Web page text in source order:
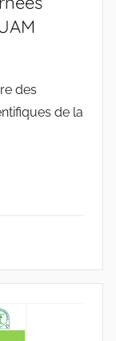
des
de la